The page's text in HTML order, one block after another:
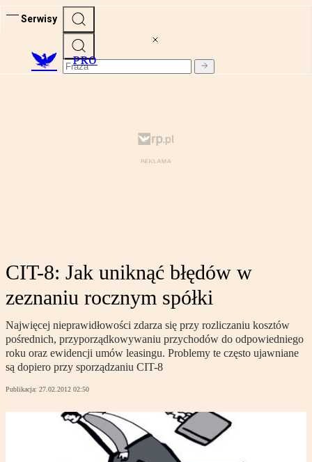
Serwisy
PRO
CIT-8: Jak uniknąć błędów w
zeznaniu rocznym spółki
Najwięcej nieprawidłowości zdarza się przy rozliczaniu kosztów
pośrednich, przyporządkowywaniu przychodów do odpowiedniego
roku oraz ewidencji umów leasingu. Problemy te często ujawniane
są dopiero przy sporządzaniu CIT-8
Publikacja: 27.02.2012 02:50